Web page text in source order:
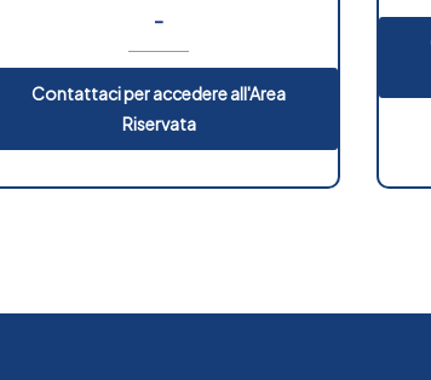
-
Contattaci per accedere all'Area
Riservata